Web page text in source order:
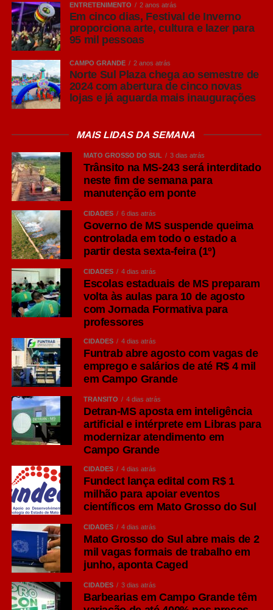
Leia Também: Bolsistas do
Programa Cidadania Viva participam
da primeira atividade presencial do
programa
Domingo (24/05)
Feira Bosque da Paz (Edição “Brasilidades”)
O que é:Após ser adiada devido ao clima,
a tradicional feira retorna com expositores
de gastronomia, artesanato, moda e música
ao vivo.
Horário:9h às 15h
Local:Rua Kame Takaiassu – Carandá
Bosque
Entrada:Gratuita
Aulão de Dança das Mães
O que é:Atividade física e diversão em um
aulão de dança aberto ao público em
celebração ao Mês das Mães.
Horário:14h
Shopping Bosque dos Ipês
Entrada:Gratuita
Interior do Estado: Circula
Cultura MS
ENTRETENIMENTO 2 anos atrás
Em cinco dias, Festival de Inverno
proporciona arte, cultura e lazer para
95 mil pessoas
CAMPO GRANDE 2 anos atrás
Norte Sul Plaza chega ao semestre de
2024 com abertura de cinco novas
lojas e já aguarda mais inaugurações
MAIS LIDAS DA SEMANA
MATO GROSSO DO SUL 3 dias atrás
Trânsito na MS-243 será interditado
neste fim de semana para
manutenção em ponte
CIDADES 6 dias atrás
Governo de MS suspende queima
controlada em todo o estado a
partir desta sexta-feira (1º)
CIDADES 4 dias atrás
Escolas estaduais de MS preparam
volta às aulas para 10 de agosto
com Jornada Formativa para
professores
CIDADES 4 dias atrás
Funtrab abre agosto com vagas de
emprego e salários de até R$ 4 mil
em Campo Grande
TRÂNSITO 4 dias atrás
Detran-MS aposta em inteligência
artificial e intérprete em Libras para
modernizar atendimento em
Campo Grande
CIDADES 4 dias atrás
Fundect lança edital com R$ 1
milhão para apoiar eventos
científicos em Mato Grosso do Sul
CIDADES 4 dias atrás
Mato Grosso do Sul abre mais de 2
mil vagas formais de trabalho em
junho, aponta Caged
CIDADES 3 dias atrás
Barbearias em Campo Grande têm